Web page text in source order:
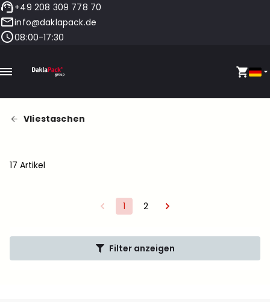
+49 208 309 778 70
info@daklapack.de
08:00-17:30
Vliestaschen
17 Artikel
1 2
Filter anzeigen